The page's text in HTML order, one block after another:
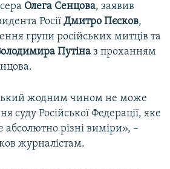
Олега Сенцова, заявив
Росії Дмитро Пєсков,
групи російських митців та
Путіна з проханням
жодним чином не може
суду Російської Федерації, яке
абсолютно різні виміри», –
журналістам.